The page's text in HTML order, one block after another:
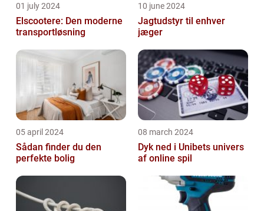
01 july 2024
Elscootere: Den moderne
transportløsning
10 june 2024
Jagtudstyr til enhver
jæger
05 april 2024
Sådan finder du den
perfekte bolig
08 march 2024
Dyk ned i Unibets univers
af online spil